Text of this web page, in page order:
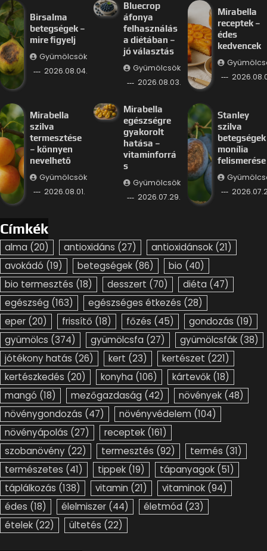
Birsalma
betegségek –
mire figyelj
Gyümölcsök
2026.08.04.
Bluecrop
áfonya
felhasználás
a diétában –
jó választás
Gyümölcsök
2026.08.03.
Mirabella
receptek –
édes
kedvencek
Mirabella
szilva
termesztése
– könnyen
nevelhető
Gyümölcsök
2026.08.01.
Mirabella
egészségre
gyakorolt
hatása –
vitaminforrá
s
Gyümölcsök
2026.07.29.
Stanley
szilva
betegségek
monília
felismerése
Címkék
alma (20) antioxidáns (27) antioxidánsok (21)
avokádó (19) betegségek (86) bio (40)
bio termesztés (18) desszert (70) diéta (47)
egészség (163) egészséges étkezés (28)
eper (20) frissítő (18) főzés (45) gondozás (19)
gyümölcs (374) gyümölcsfa (27) gyümölcsfák (38)
jótékony hatás (26) kert (23) kertészet (221)
kertészkedés (20) konyha (106) kártevők (18)
mangó (18) mezőgazdaság (42) növények (48)
növénygondozás (47) növényvédelem (104)
növényápolás (27) receptek (161)
szobanövény (22) termesztés (92) termés (31)
természetes (41) tippek (19) tápanyagok (51)
táplálkozás (138) vitamin (21) vitaminok (94)
édes (18) élelmiszer (44) életmód (23)
ételek (22) ültetés (22)